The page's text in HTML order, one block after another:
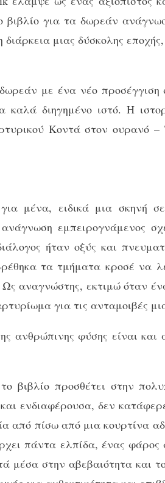
βιβλίο για τα δωρεάν
μιας δύσκολης
με ένα νέο
διηγημένο ιστό. Η
Κοντά στον ουρανό
μένα, ειδικά μια σκηνή
εμπειρογνάμενος
ήταν οξύς και
τα τμήματα κροσέ να
αναγνώστης, εκτιμώ όταν
για τις ανταμοιβές
ανθρώπινης φύσης είναι και
προσθέτει στην
ενδιαφέρουσα, δεν
πίσω από μια κουρτίνα
πάντα ελπίδα, ένας
μέσα στην αβεβαιότητα και